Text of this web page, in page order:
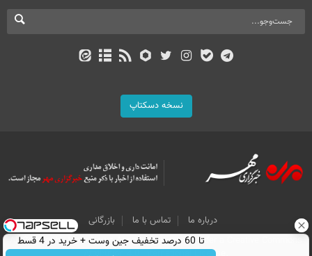
نسخه دسکتاپ
درباره ما تماس با ما
بازرگانی
All Content by Mehr News Agency is licensed under a Creative Commons
تا 60 درصد تخفیف جین وست + خرید در 4 قسط